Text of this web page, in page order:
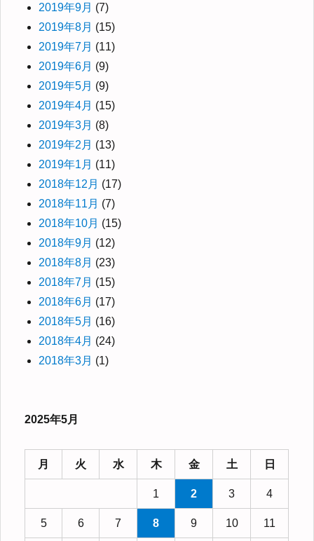
2019年9月 (7)
2019年8月 (15)
2019年7月 (11)
2019年6月 (9)
2019年5月 (9)
2019年4月 (15)
2019年3月 (8)
2019年2月 (13)
2019年1月 (11)
2018年12月 (17)
2018年11月 (7)
2018年10月 (15)
2018年9月 (12)
2018年8月 (23)
2018年7月 (15)
2018年6月 (17)
2018年5月 (16)
2018年4月 (24)
2018年3月 (1)
2025年5月
月 火 水 木 金 土 日
1 2 3 4
5 6 7 8 9 10 11